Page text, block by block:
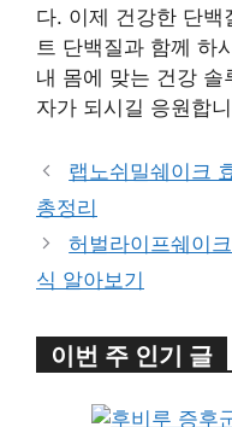
다. 이제 건강한 단백
트 단백질과 함께 하
내 몸에 맞는 건강 솔
자가 되시길 응원합
랩노쉬밀쉐이크
총정리
허벌라이프쉐이
식 알아보기
이번 주 인기 글